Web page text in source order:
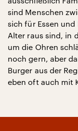
sind Menschen
sich für Essen
Alter raus sind, in
um die Ohren
noch gern, aber
Burger aus der
eben oft auch mit